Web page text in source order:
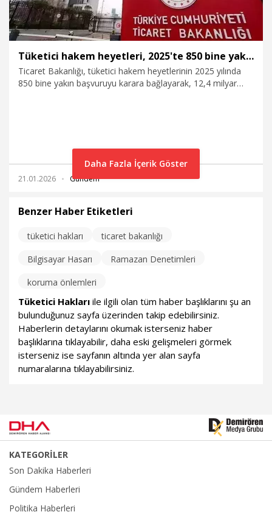
Tüketici hakem heyetleri, 2025'te 850 bine yakın başvuruyu karara bağladı
Ticaret Bakanlığı, tüketici hakem heyetlerinin 2025 yılında
850 bine yakın başvuruyu karara bağlayarak, 12,4 milyar
21.01.2026 Gündem
Daha Fazla İçerik Göster
Benzer Haber Etiketleri
tüketici hakları
ticaret bakanlığı
Bilgisayar Hasarı
Ramazan Denetimleri
koruma önlemleri
Tüketici Hakları ile ilgili olan tüm haber başlıklarını şu an
bulunduğunuz sayfa üzerinden takip edebilirsiniz.
Haberlerin detaylarını okumak isterseniz haber
başlıklarına tıklayabilir, daha eski gelişmeleri görmek
isterseniz ise sayfanın altında yer alan sayfa
numaralarına tıklayabilirsiniz.
KATEGORİLER
Son Dakika Haberleri
Gündem Haberleri
Politika Haberleri